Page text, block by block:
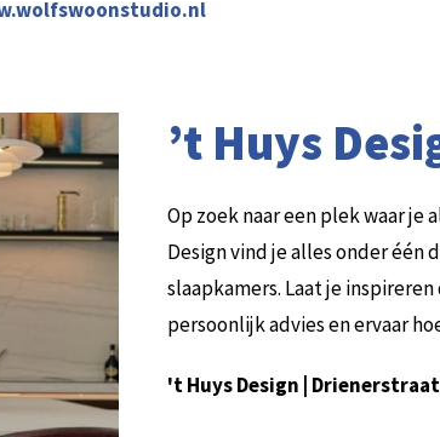
’t Huys
Op zoek naar een plek waar
Design vind je alles onder één
slaapkamers. Laat je
persoonlijk advies en ervaar
't Huys Design | Drienerstraat